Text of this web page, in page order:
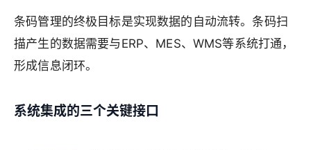
条码管理的终极目标是实现数据的自动流转。条码扫
描产生的数据需要与ERP、MES、WMS等系统打通，
形成信息闭环。
系统集成的三个关键接口